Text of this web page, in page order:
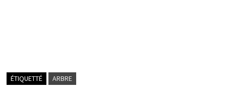
ÉTIQUETTÉ ARBRE